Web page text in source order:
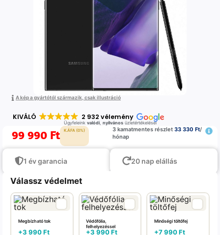
A kép a gyártótól származik, csak illustráció
KIVÁLÓ 2 932 vélemény
Ügyfeleink valódi, nyilvánosüzletértékelései
99 990 Ft K.ÁFA (0%) 3 kamatmentes részlet 33 330 Ft/
hónap
1 év garancia 20 nap elállás
Válassz védelmet
Megbízható tok
+3 990Ft
Védőfólia,
felhelyezéssel
+3 990Ft
Minőségi töltőfej
+7 990Ft